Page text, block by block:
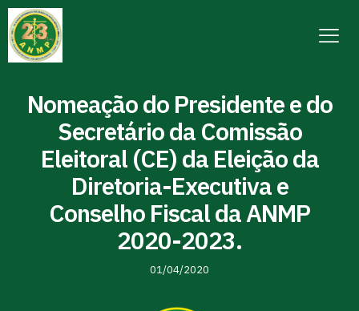
Nomeação do Presidente e do
Secretário da Comissão
Eleitoral (CE) da Eleição da
Diretoria-Executiva e
Conselho Fiscal da ANMP
2020-2023.
01/04/2020